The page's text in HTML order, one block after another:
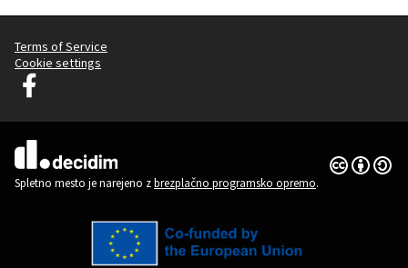
Terms of Service
Cookie settings
Decidim Ljubljana na Facebooku
(Zunanja povezava)
Spletno mesto je narejeno zbrezplačno programsko opremo.
Dovoljenja
(Zunanja